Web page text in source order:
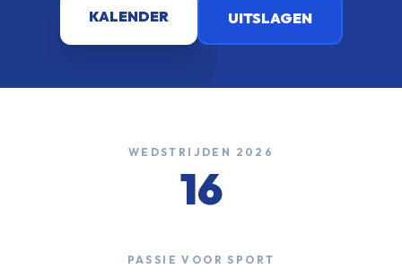
KALENDER UITSLAGEN
WEDSTRIJDEN 2026
16
PASSIE VOOR SPORT